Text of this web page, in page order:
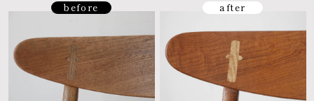
before after